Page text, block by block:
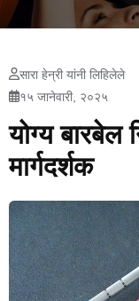
सारा हेन्री यांनी लिहिलेले
१५ जानेवारी, २०२५
योग्य बारबेल
मार्गदर्शक